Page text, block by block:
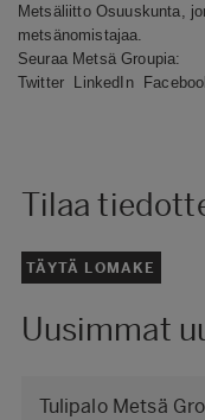
Metsäliitto Osuuskunta,
metsänomistajaa.
Seuraa Metsä Groupia:
Twitter
LinkedIn
Tilaa
TÄYTÄ LOMAKE
Uusimmat
Tulipalo Metsä